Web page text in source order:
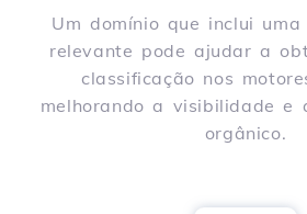
Um domínio que inclui
relevante pode ajudar a
classificação nos
melhorando a visibilidade e
orgânico.